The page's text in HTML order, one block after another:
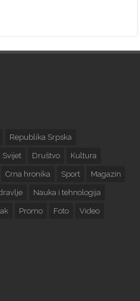
Republika Srpska
Svijet Društvo Kultura
Crna hronika Sport Magazin
Nauka i tehnologija
Promo Foto Video